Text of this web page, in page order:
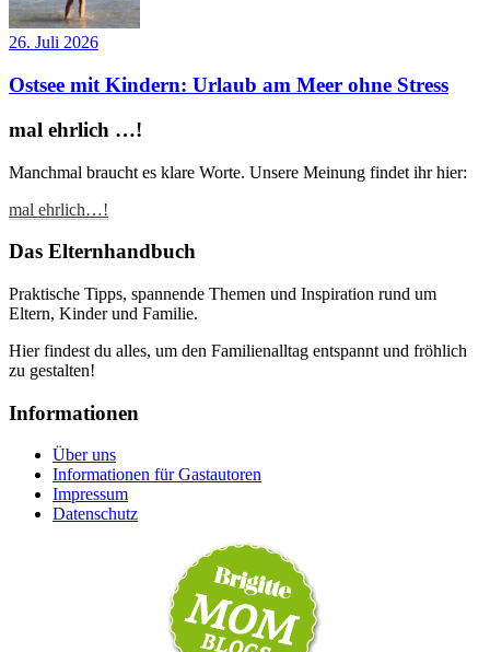
26. Juli 2026
Ostsee mit Kindern: Urlaub am Meer ohne Stress
mal ehrlich …!
Manchmal braucht es klare Worte. Unsere Meinung findet ihr hier:
mal ehrlich…!
Das Elternhandbuch
Praktische Tipps, spannende Themen und Inspiration rund um
Eltern, Kinder und Familie.
Hier findest du alles, um den Familienalltag entspannt und fröhlich
zu gestalten!
Informationen
Über uns
Informationen für Gastautoren
Impressum
Datenschutz